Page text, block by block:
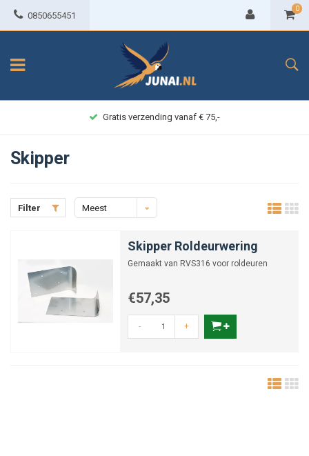
0850655451
0
Gratis verzending vanaf € 75,-
Skipper
Filter
Meest
Skipper Roldeurwering
Gemaakt van RVS316 voor roldeuren
€57,35
- +